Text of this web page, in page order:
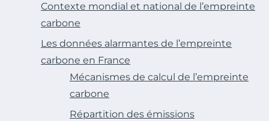
Contexte mondial et national de l’empreinte
carbone
Les données alarmantes de l’empreinte
carbone en France
Mécanismes de calcul de l’empreinte
carbone
Répartition des émissions